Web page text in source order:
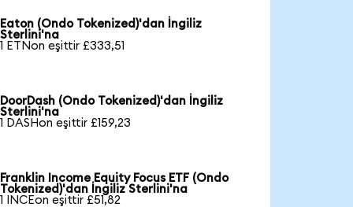
Eaton (Ondo Tokenized)'dan İngiliz
Sterlini'na
1 ETNon eşittir £333,51
DoorDash (Ondo Tokenized)'dan İngiliz
Sterlini'na
1 DASHon eşittir £159,23
Franklin Income Equity Focus ETF (Ondo
Tokenized)'dan İngiliz Sterlini'na
1 INCEon eşittir £51,82